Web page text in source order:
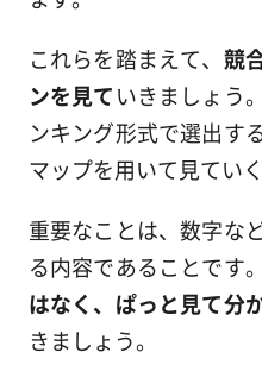
これらを踏まえて、 競
ンを見ていきましょう
ンキング形式で選出す
マップを用いて見てい
重要なことは、数字な
る内容であることです
はなく、ぱっと見て分
きましょう。